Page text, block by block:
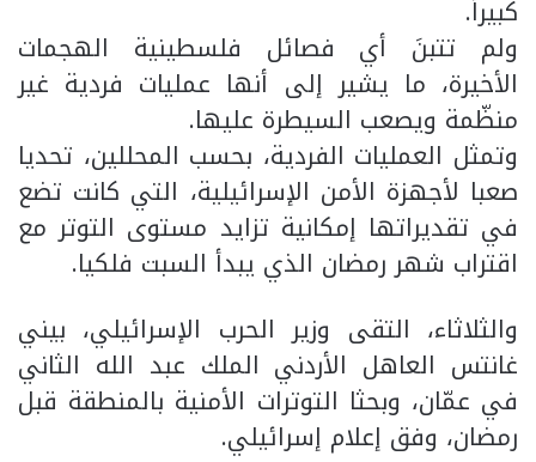
كبيراً.
ولم تتبنَ أي فصائل فلسطينية الهجمات
الأخيرة، ما يشير إلى أنها عمليات فردية غير
منظّمة ويصعب السيطرة عليها.
وتمثل العمليات الفردية، بحسب المحللين، تحديا
صعبا لأجهزة الأمن الإسرائيلية، التي كانت تضع
في تقديراتها إمكانية تزايد مستوى التوتر مع
اقتراب شهر رمضان الذي يبدأ السبت فلكيا.
والثلاثاء، التقى وزير الحرب الإسرائيلي، بيني
غانتس العاهل الأردني الملك عبد الله الثاني
في عمّان، وبحثا التوترات الأمنية بالمنطقة قبل
رمضان، وفق إعلام إسرائيلي.